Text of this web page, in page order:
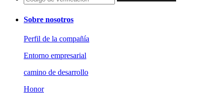
Sobre nosotros
Perfil de la compañía
Entorno empresarial
camino de desarrollo
Honor